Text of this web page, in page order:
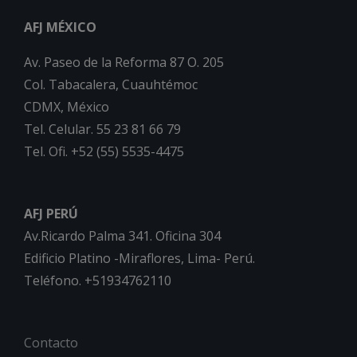
AFJ MÉXICO
Av. Paseo de la Reforma 87 O. 205
Col. Tabacalera, Cuauhtémoc
CDMX, México
Tel. Celular. 55 23 81 66 79
Tel. Ofi. +52 (55) 5535-4475
AFJ PERÚ
Av.Ricardo Palma 341. Oficina 304
Edificio Platino -Miraflores, Lima- Perú.
Teléfono. +51934762110
Contacto